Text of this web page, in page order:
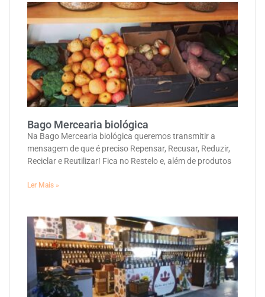
Bago Mercearia biológica
Na Bago Mercearia biológica queremos transmitir a
mensagem de que é preciso Repensar, Recusar, Reduzir,
Reciclar e Reutilizar! Fica no Restelo e, além de produtos
Ler Mais »